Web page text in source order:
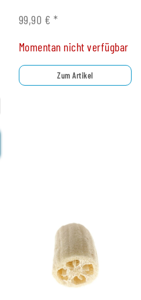
99,90 € *
Momentan nicht verfügbar
Zum Artikel